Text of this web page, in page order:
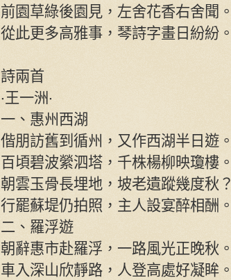
前園草綠後園見，左舍花香右舍聞。
從此更多高雅事，琴詩字畫日紛紛。
詩兩首
‧王一洲‧
一、惠州西湖
偕朋訪舊到循州，又作西湖半日遊。
百頃碧波縈泗塔，千株楊柳映瓊樓。
朝雲玉骨長埋地，坡老遺蹤幾度秋？
行罷蘇堤仍拍照，主人設宴醉相酬。
二、羅浮遊
朝辭惠市赴羅浮，一路風光正晚秋。
車入深山欣靜路，人登高處好凝眸。